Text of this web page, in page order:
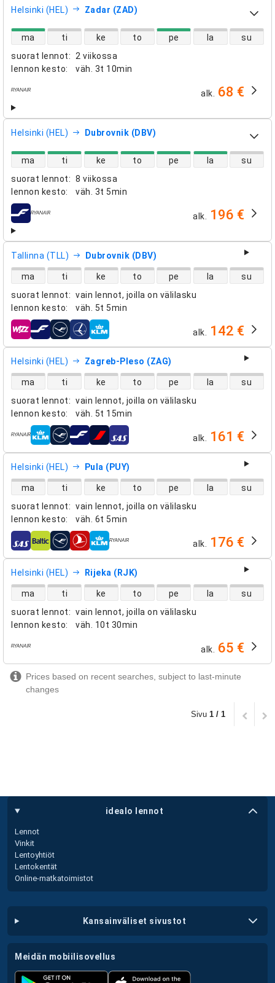
Helsinki (HEL) Zadar (ZAD)
suorat lennot:
2 viikossa
lennon kesto: väh. 3t 10min
suorien lentojen saatavuus
ma ti ke to pe la su
alk. 68 €
Helsinki (HEL) Dubrovnik (DBV)
suorat lennot: 8 viikossa
lennon kesto: väh. 3t 5min
suorien lentojen saatavuus
ma ti ke to pe la su
lentoyhtiöt alk. 196 €
Tallinna (TLL) Dubrovnik (DBV)
suorat lennot: vain lennot, joilla on välilasku
lennon kesto: väh. 5t 5min
suorien lentojen saatavuus
ma ti ke to pe la su
lentoyhtiöt alk. 142 €
Helsinki (HEL) Zagreb-Pleso (ZAG)
suorat lennot: vain lennot, joilla on välilasku
lennon kesto: väh. 5t 15min
suorien lentojen saatavuus
ma ti ke to pe la su
lentoyhtiöt alk. 161 €
Helsinki (HEL) Pula (PUY)
suorat lennot: vain lennot, joilla on välilasku
lennon kesto: väh. 6t 5min
suorien lentojen saatavuus
ma ti ke to pe la su
lentoyhtiöt alk. 176 €
Helsinki (HEL) Rijeka (RJK)
suorat lennot: vain lennot, joilla on välilasku
lennon kesto: väh. 10t 30min
suorien lentojen saatavuus
ma ti ke to pe la su
alk. 65 €
Prices based on recent searches, subject to last-minute
changes
Sivu 1 / 1
idealo lennot
Lennot
Vinkit
Lentoyhtiöt
Lentokentät
Online-matkatoimistot
kansainväliset sivustot
meidän mobiilisovellus